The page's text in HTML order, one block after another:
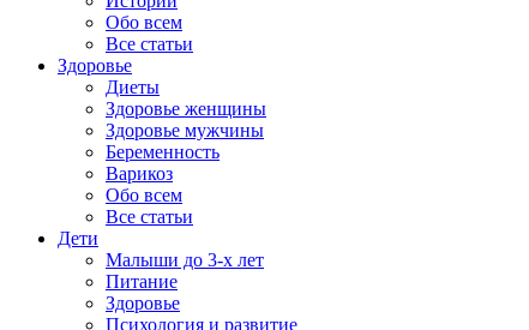
Обо всем
Все статьи
Здоровье
Диеты
Здоровье женщины
Здоровье мужчины
Беременность
Варикоз
Обо всем
Все статьи
Дети
Малыши до 3-х лет
Питание
Здоровье
Психология и развитие